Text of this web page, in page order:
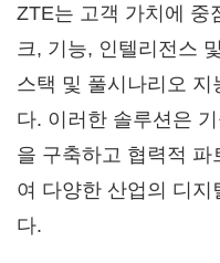
ZTE는 고객 가치에 중
크, 기능, 인텔리전스
스택 및 풀시나리오
다. 이러한 솔루션은
을 구축하고 협력적
여 다양한 산업의 디
다.